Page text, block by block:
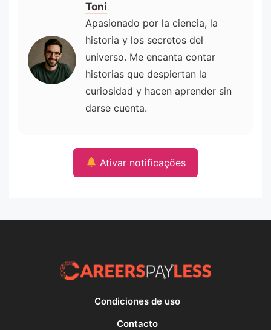
Toni
Apasionado por la ciencia, la
historia y los secretos del
universo. Me encanta contar
historias que despiertan la
curiosidad y hacen aprender sin
darse cuenta.
Ativar notificações
Condiciones de uso
Contacto